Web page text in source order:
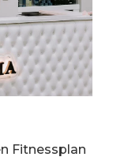
Fitnessplan